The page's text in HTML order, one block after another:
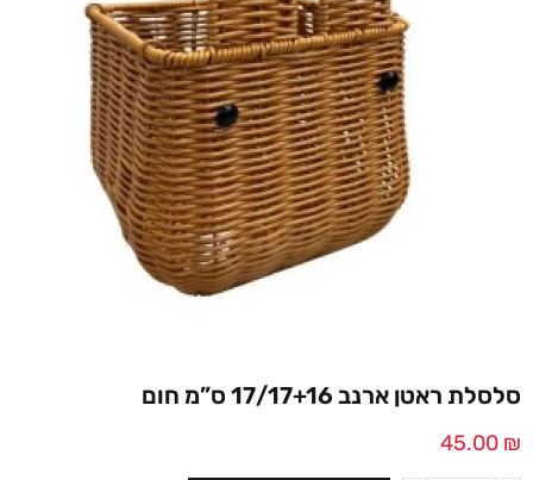
סלסלת ראטן ארנב 17/17+16 ס”מ חום
45.00 ₪